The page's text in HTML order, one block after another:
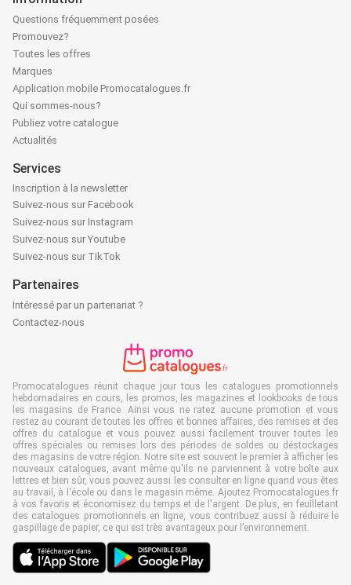
Questions fréquemment posées
Promouvez?
Toutes les offres
Marques
Application mobile Promocatalogues.fr
Qui sommes-nous?
Publiez votre catalogue
Actualités
Services
Inscription à la newsletter
Suivez-nous sur Facebook
Suivez-nous sur Instagram
Suivez-nous sur Youtube
Suivez-nous sur TikTok
Partenaires
Intéressé par un partenariat ?
Contactez-nous
Promocatalogues réunit chaque jour tous les catalogues promotionnels
hebdomadaires en cours, les promos, les magazines et lookbooks de tous
les magasins de France. Ainsi vous ne ratez aucune promotion et vous
restez au courant de toutes les offres et bonnes affaires, des remises et des
offres du catalogue et vous pouvez aussi facilement trouver toutes les
offres spéciales ou remises lors des périodes de soldes ou déstockages
des magasins de votre région. Notre site est souvent le premier à afficher les
nouveaux catalogues, avant même qu'ils ne parviennent à votre boîte aux
lettres et bien sûr, vous pouvez aussi les consulter en ligne quand vous êtes
au travail, à l'école ou dans le magasin même. Ajoutez Promocatalogues.fr
à vos favoris et économisez du temps et de l'argent. De plus, en feuilletant
des catalogues promotionnels en ligne, vous contribuez aussi à réduire le
gaspillage de papier, ce qui est très avantageux pour l’environnement.